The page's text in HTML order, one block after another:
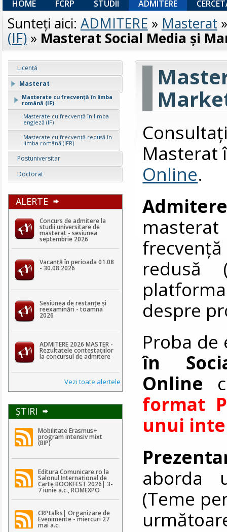
HOME FCRP STUDII ADMITERE
Sunteţi aici: ADMITERE » Masterat
(IF)» Masterat Social Media și
Licenţă
Masterat
Masterate cu frecvență în limba
română (IF)
Masterate cu frecvență în limba
engleză (IF)
Masterate cu frecvență redusă în
limba română (IFR)
Postuniversitar
Doctorat
ALERTE
Concurs de admitere la
studii universitare de
masterat - sesiunea
septembrie 2026
Vacanță în perioada 01.08
- 30.08.2026
Sesiunea de restanțe și
reexaminări - toamna
2026
ADMITERE 2026 MASTER -
Rezultatele contestaţiilor
la concursul de admitere
Vezi toate alertele
ŞTIRI
Mobilitate Erasmus+
program intensiv mixt
(BIP)
Editura Comunicare.ro la
Salonul Internațional de
Carte BOOKFEST 2026| 3-
7 iunie a.c., ROMEXPO
CRPtalks| Organizare de
Evenimente - miercuri 27
mai a.c.
Masterat
Online.
redusă
despre
Proba
în
Online
format
unui
aborda
(Teme